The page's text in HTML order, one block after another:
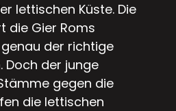
lettischen Küste. Die
die Gier Roms
der richtige
Doch der junge
gegen die
die lettischen